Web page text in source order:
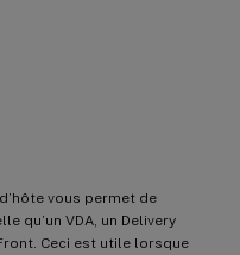
vous permet de
qu’un VDA, un Delivery
Ceci est utile lorsque